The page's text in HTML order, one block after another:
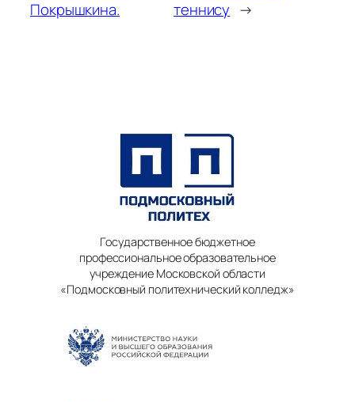
Покрышкина.
теннису →
Государственное бюджетное
профессиональное образовательное
учреждение Московской области
«Подмосковный политехнический колледж»